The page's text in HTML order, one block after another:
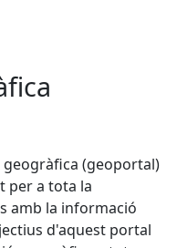
(geoportal)
per a tota la
amb la informació
d'aquest portal